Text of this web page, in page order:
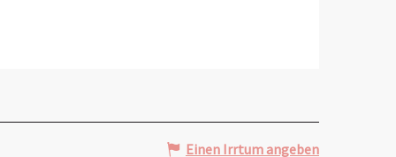
Einen Irrtum angeben